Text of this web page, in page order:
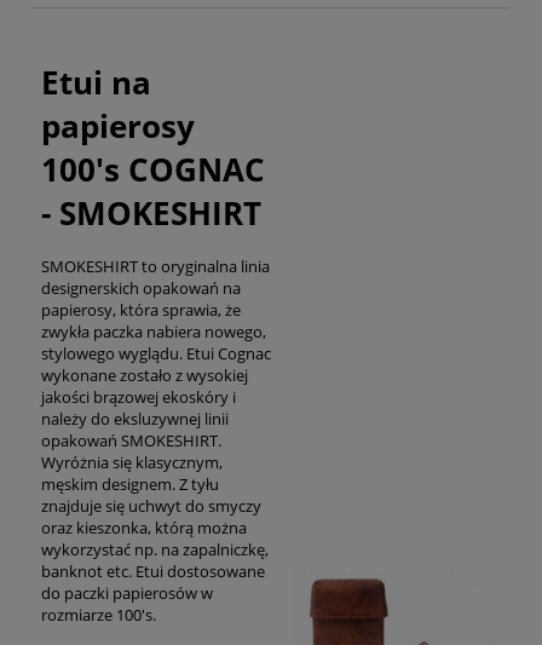
Etui na
papierosy
100's COGNAC
- SMOKESHIRT
SMOKESHIRT to oryginalna linia
designerskich opakowań na
papierosy, która sprawia, że
zwykła paczka nabiera nowego,
stylowego wyglądu. Etui Cognac
wykonane zostało z wysokiej
jakości brązowej ekoskóry i
należy do eksluzywnej linii
opakowań SMOKESHIRT.
Wyróżnia się klasycznym,
męskim designem. Z tyłu
znajduje się uchwyt do smyczy
oraz kieszonka, którą można
wykorzystać np. na zapalniczkę,
banknot etc. Etui dostosowane
do paczki papierosów w
rozmiarze 100's.